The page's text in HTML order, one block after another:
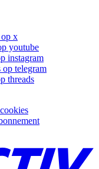
x
youtube
instagram
op telegram
threads